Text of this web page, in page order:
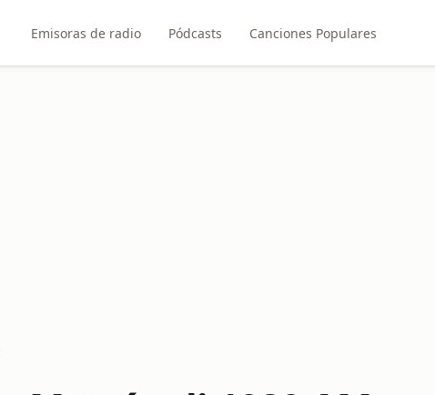
Emisoras de radio Pódcasts Canciones Populares